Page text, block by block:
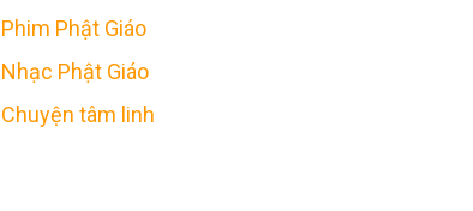
Phim Phật Giáo
Nhạc Phật Giáo
Chuyện tâm linh